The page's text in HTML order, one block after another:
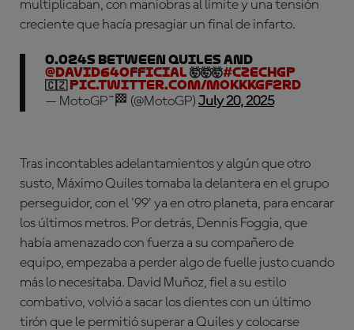
multiplicaban, con maniobras al límite y una tensión
creciente que hacía presagiar un final de infarto.
0.024s between Quiles and
@david64official 🤯🤯🤯#CzechGP
🇨🇿pic.twitter.com/MOkkkGf2RD
— MotoGP™🏁 (@MotoGP) July 20, 2025
Tras incontables adelantamientos y algún que otro
susto, Máximo Quiles tomaba la delantera en el grupo
perseguidor, con el '99' ya en otro planeta, para encarar
los últimos metros. Por detrás, Dennis Foggia, que
había amenazado con fuerza a su compañero de
equipo, empezaba a perder algo de fuelle justo cuando
más lo necesitaba. David Muñoz, fiel a su estilo
combativo, volvió a sacar los dientes con un último
tirón que le permitió superar a Quiles y colocarse